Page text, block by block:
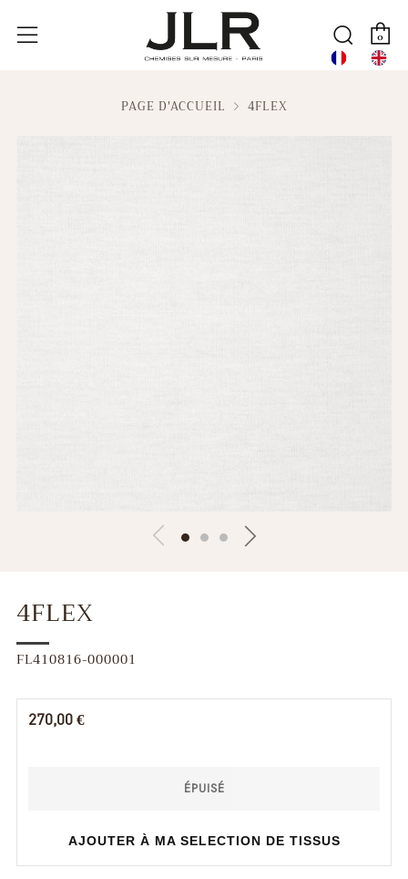
Menu
0
PAGE D'ACCUEIL 4FLEX
4FLEX
FL410816-000001
Prix
270,00 €
ÉPUISÉ
ACHETER
MAINTENANT
AJOUTER À MA SELECTION DE TISSUS